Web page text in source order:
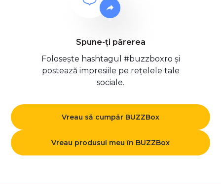
Spune-ți părerea
Folosește hashtagul #buzzboxro și
postează impresiile pe rețelele tale
sociale.
Vreau să cumpăr BUZZBox
Vreau produsul meu în BUZZBox